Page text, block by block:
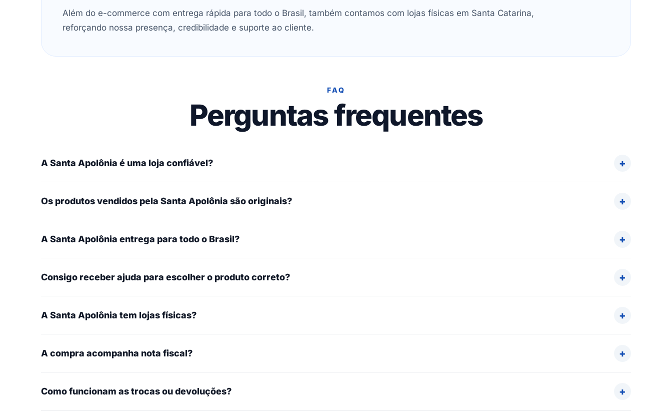
Além do e-commerce com entrega rápida para todo o Brasil, também contamos com lojas físicas em Santa Catarina,
reforçando nossa presença, credibilidade e suporte ao cliente.
FAQ
Perguntas frequentes
A Santa Apolônia é uma loja confiável?
Os produtos vendidos pela Santa Apolônia são originais?
A Santa Apolônia entrega para todo o Brasil?
Consigo receber ajuda para escolher o produto correto?
A Santa Apolônia tem lojas físicas?
A compra acompanha nota fiscal?
Como funcionam as trocas ou devoluções?